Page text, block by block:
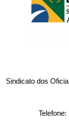
Sindicato dos